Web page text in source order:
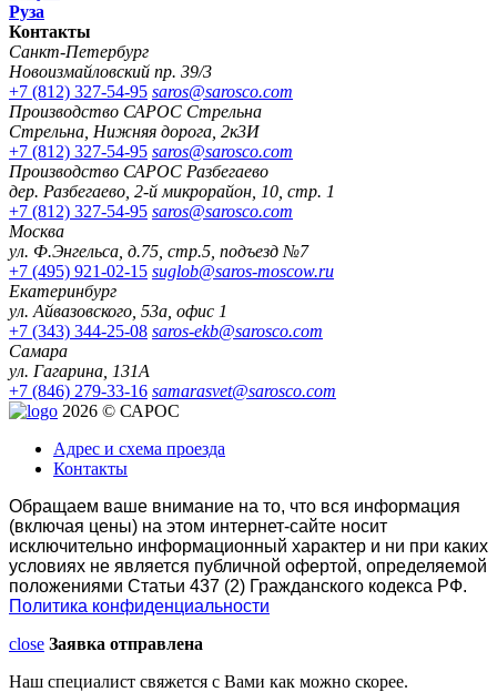
Руза
Контакты
Санкт-Петербург
Новоизмайловский пр. 39/3
+7 (812) 327-54-95 saros@sarosco.com
Производство САРОС Стрельна
Стрельна, Нижняя дорога, 2к3И
+7 (812) 327-54-95 saros@sarosco.com
Производство САРОС Разбегаево
дер. Разбегаево, 2-й микрорайон, 10, стр. 1
+7 (812) 327-54-95 saros@sarosco.com
Москва
ул. Ф.Энгельса, д.75, стр.5, подъезд №7
+7 (495) 921-02-15 suglob@saros-moscow.ru
Екатеринбург
ул. Айвазовского, 53а, офис 1
+7 (343) 344-25-08 saros-ekb@sarosco.com
Самара
ул. Гагарина, 131А
+7 (846) 279-33-16 samarasvet@sarosco.com
2026 © САРОС
Адрес и схема проезда
Контакты
Обращаем ваше внимание на то, что вся информация
(включая цены) на этом интернет-сайте носит
исключительно информационный характер и ни при каких
условиях не является публичной офертой, определяемой
положениями Статьи 437 (2) Гражданского кодекса РФ.
Политика конфиденциальности
close Заявка отправлена
Наш специалист свяжется с Вами как можно скорее.